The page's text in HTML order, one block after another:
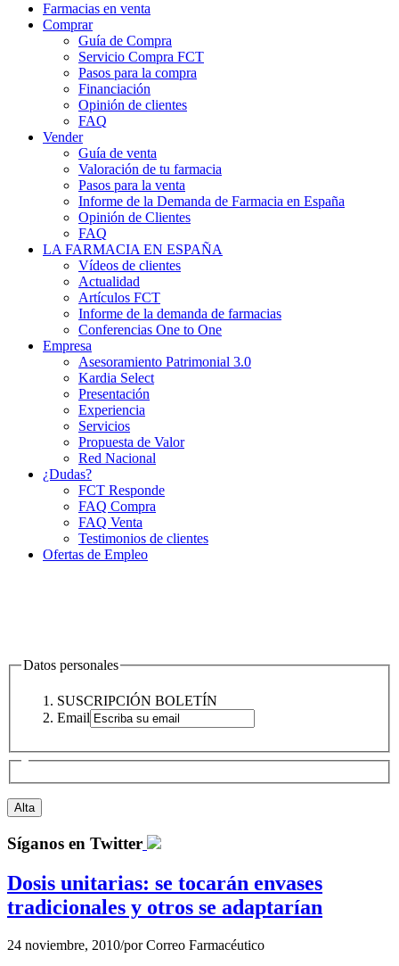
Farmacias en venta
Comprar
Guía de Compra
Servicio Compra FCT
Pasos para la compra
Financiación
Opinión de clientes
FAQ
Vender
Guía de venta
Valoración de tu farmacia
Pasos para la venta
Informe de la Demanda de Farmacia en España
Opinión de Clientes
FAQ
LA FARMACIA EN ESPAÑA
Vídeos de clientes
Actualidad
Artículos FCT
Informe de la demanda de farmacias
Conferencias One to One
Empresa
Asesoramiento Patrimonial 3.0
Kardia Select
Presentación
Experiencia
Servicios
Propuesta de Valor
Red Nacional
¿Dudas?
FCT Responde
FAQ Compra
FAQ Venta
Testimonios de clientes
Ofertas de Empleo
Datos personales
SUSCRIPCIÓN BOLETÍN
Email
Síganos en Twitter
Dosis unitarias: se tocarán envases
tradicionales y otros se adaptarían
24 noviembre, 2010/porCorreo Farmacéutico